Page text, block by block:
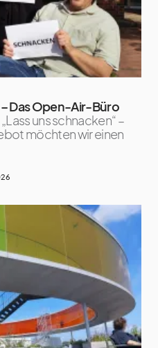
– Das Open-Air-Büro
„Lass uns schnacken“ –
möchten wir einen